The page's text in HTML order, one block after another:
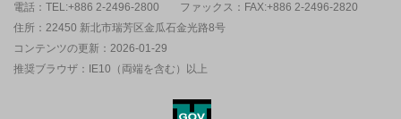
電話：TEL:+886 2-2496-2800
ファックス：FAX:+886 2-2496-2820
住所：22450 新北市瑞芳区金瓜石金光路8号
コンテンツの更新：2026-01-29
推奨ブラウザ：IE10（両端を含む）以上